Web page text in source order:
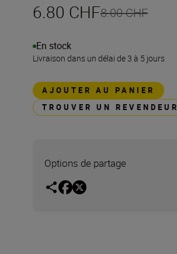
6.80 CHF8.00 CHF
En stock
Livraison dans un délai de 3 à 5 jours
AJOUTER AU PANIER
TROUVER UN REVENDEUR
Options de partage